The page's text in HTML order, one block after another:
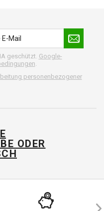
geschützt. Google-
.
personenbezogener
ODER